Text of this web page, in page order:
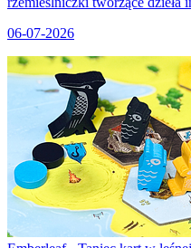
06-07-2026